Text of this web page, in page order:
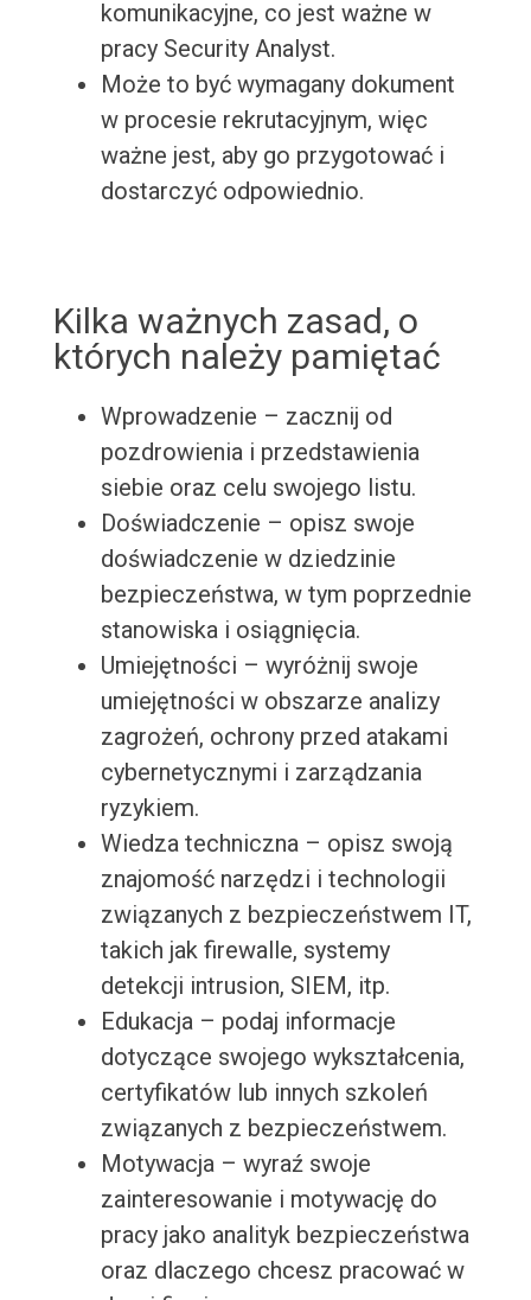
komunikacyjne, co jest ważne w
pracy Security Analyst.
Może to być wymagany dokument
w procesie rekrutacyjnym, więc
ważne jest, aby go przygotować i
dostarczyć odpowiednio.
Kilka ważnych zasad, o
których należy pamiętać
Wprowadzenie – zacznij od
pozdrowienia i przedstawienia
siebie oraz celu swojego listu.
Doświadczenie – opisz swoje
doświadczenie w dziedzinie
bezpieczeństwa, w tym poprzednie
stanowiska i osiągnięcia.
Umiejętności – wyróżnij swoje
umiejętności w obszarze analizy
zagrożeń, ochrony przed atakami
cybernetycznymi i zarządzania
ryzykiem.
Wiedza techniczna – opisz swoją
znajomość narzędzi i technologii
związanych z bezpieczeństwem IT,
takich jak firewalle, systemy
detekcji intrusion, SIEM, itp.
Edukacja – podaj informacje
dotyczące swojego wykształcenia,
certyfikatów lub innych szkoleń
związanych z bezpieczeństwem.
Motywacja – wyraź swoje
zainteresowanie i motywację do
pracy jako analityk bezpieczeństwa
oraz dlaczego chcesz pracować w